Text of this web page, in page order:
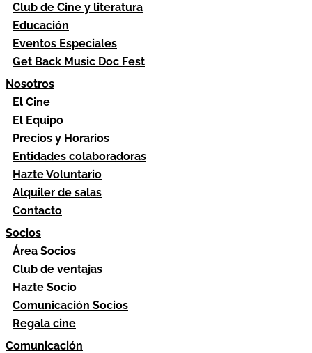
Club de Cine y literatura
Educación
Eventos Especiales
Get Back Music Doc Fest
Nosotros
El Cine
El Equipo
Precios y Horarios
Entidades colaboradoras
Hazte Voluntario
Alquiler de salas
Contacto
Socios
Área Socios
Club de ventajas
Hazte Socio
Comunicación Socios
Regala cine
Comunicación